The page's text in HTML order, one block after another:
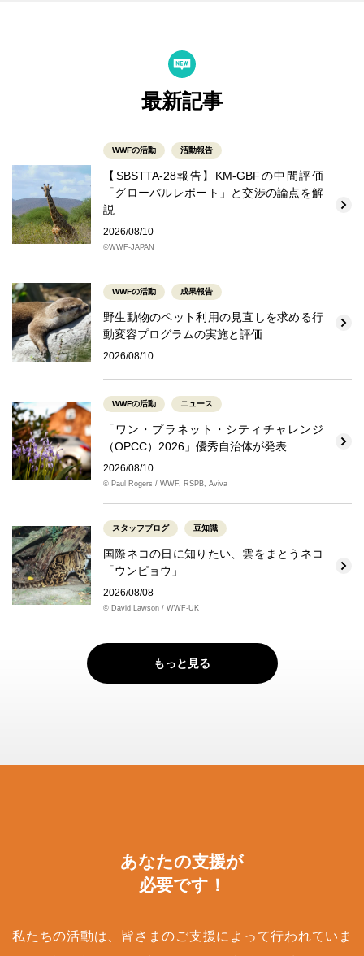
最新記事
WWFの活動 活動報告
【SBSTTA-28報告】KM-GBFの中間評価
「グローバルレポート」と交渉の論点を解
説
2026/08/10
©WWF-JAPAN
WWFの活動 成果報告
野生動物のペット利用の見直しを求める行
動変容プログラムの実施と評価
2026/08/10
WWFの活動 ニュース
「ワン・プラネット・シティチャレンジ
（OPCC）2026」優秀自治体が発表
2026/08/10
© Paul Rogers / WWF, RSPB, Aviva
スタッフブログ 豆知識
国際ネコの日に知りたい、雲をまとうネコ
「ウンピョウ」
2026/08/08
© David Lawson / WWF-UK
もっと見る
あなたの支援が
必要です！
私たちの活動は、皆さまのご支援によって行われていま